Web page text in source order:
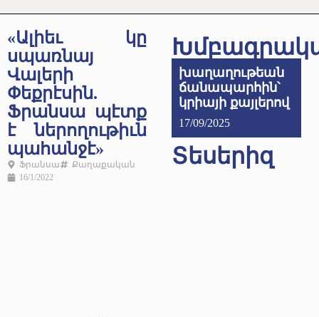
«Ալիեւ կը
սպառնայ
Վալերի
Փեքրէսին.
Ֆրանսա պէտք
է ներողութիւն
պահանջէ»
Ֆրանսա
Քաղաքական
16/1/2022
խաղաղութեան
ճանապարհին՝
կրիայի քայլերով
17/09/2025
Տեսերիզ